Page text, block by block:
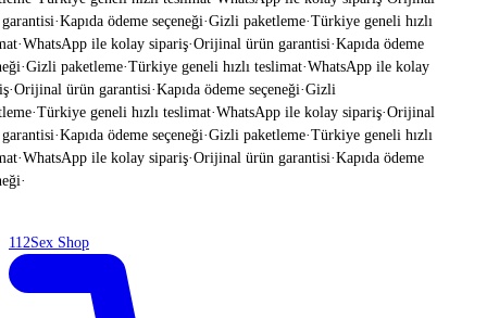
·Kapıda ödeme seçeneği·Gizli paketleme·Türkiye geneli hızlı
·WhatsApp ile kolay sipariş·Orijinal ürün garantisi·Kapıda ödeme
·Gizli paketleme·Türkiye geneli hızlı teslimat·WhatsApp ile kolay
·Orijinal ürün garantisi·Kapıda ödeme seçeneği·Gizli
·Türkiye geneli hızlı teslimat·WhatsApp ile kolay sipariş·Orijinal
·Kapıda ödeme seçeneği·Gizli paketleme·Türkiye geneli hızlı
·WhatsApp ile kolay sipariş·Orijinal ürün garantisi·Kapıda ödeme
·
112Sex Shop